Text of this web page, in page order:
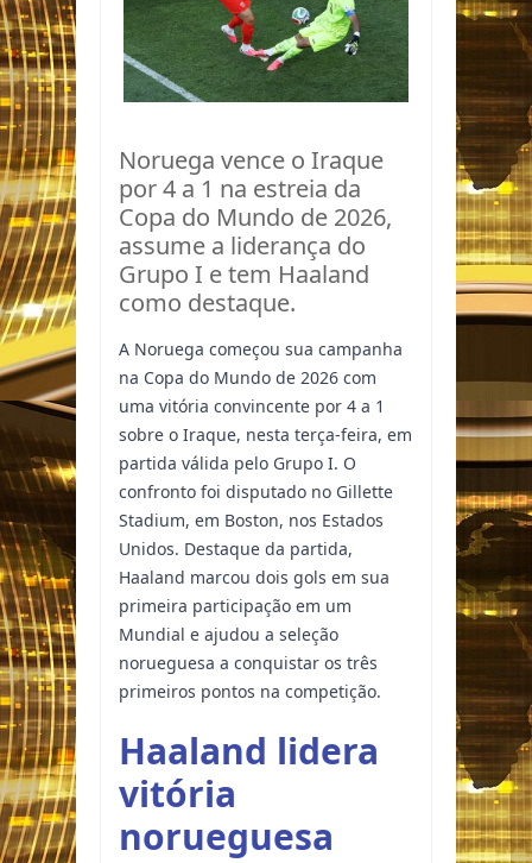
Noruega vence o Iraque
por 4 a 1 na estreia da
Copa do Mundo de 2026,
assume a liderança do
Grupo I e tem Haaland
como destaque.
A Noruega começou sua campanha
na Copa do Mundo de 2026 com
uma vitória convincente por 4 a 1
sobre o Iraque, nesta terça-feira, em
partida válida pelo Grupo I. O
confronto foi disputado no Gillette
Stadium, em Boston, nos Estados
Unidos. Destaque da partida,
Haaland marcou dois gols em sua
primeira participação em um
Mundial e ajudou a seleção
norueguesa a conquistar os três
primeiros pontos na competição.
Haaland lidera
vitória
norueguesa